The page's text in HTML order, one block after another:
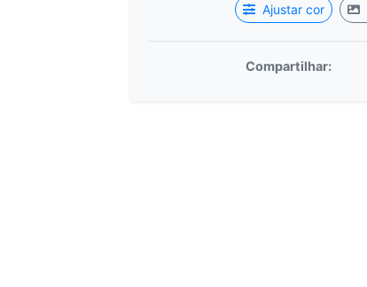
Ajustar cor
Compartilhar: